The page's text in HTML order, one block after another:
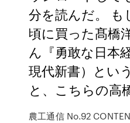
分を読んだ。 も
頃に買った髙橋
ん『勇敢な日本
現代新書）とい
と、こちらの高
農工通信 No.92